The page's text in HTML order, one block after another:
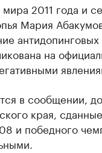
2011 года и
Мария
на
в сообщении,
края,
и победного